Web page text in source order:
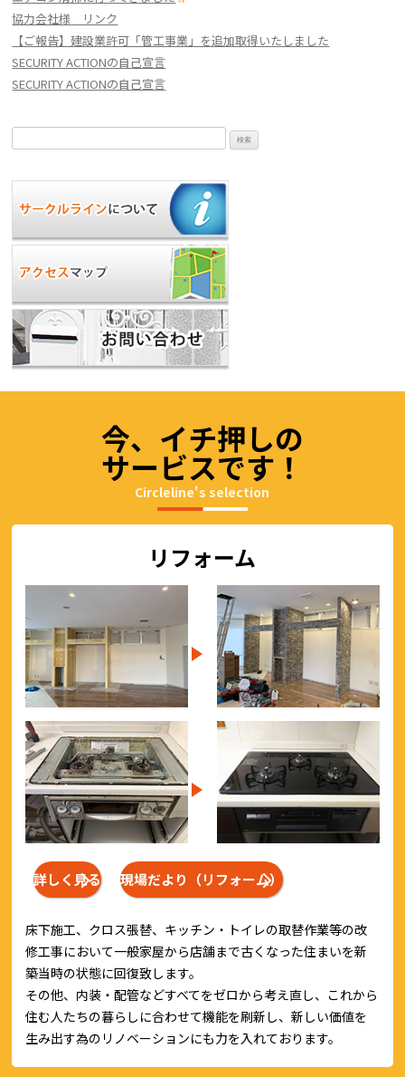
協力会社様 リンク
【ご報告】建設業許可「管工事業」を追加取得いたしました
SECURITY ACTIONの自己宣言
SECURITY ACTIONの自己宣言
検
索:
今、イチ押しの
サービスです！
Circleline's selection
リフォーム
詳しく見る 現場だより（リフォーム）
床下施工、クロス張替、キッチン・トイレの取替作業等の改
修工事において一般家屋から店舗まで古くなった住まいを新
築当時の状態に回復致します。
その他、内装・配管などすべてをゼロから考え直し、これから
住む人たちの暮らしに合わせて機能を刷新し、新しい価値を
生み出す為のリノベーションにも力を入れております。